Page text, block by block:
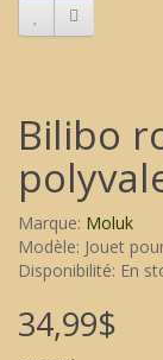
Bilibo
Marque: Moluk
Modèle: Jouet
Disponibilité: En
34,99$